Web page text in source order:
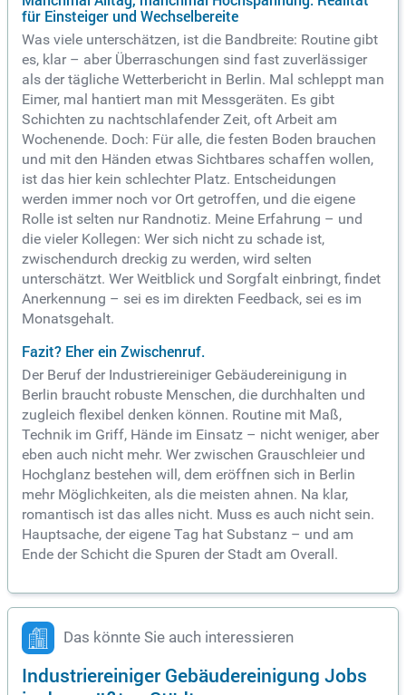
für Einsteiger und Wechselbereite
Was viele unterschätzen, ist die Bandbreite: Routine gibt
es, klar – aber Überraschungen sind fast zuverlässiger
als der tägliche Wetterbericht in Berlin. Mal schleppt man
Eimer, mal hantiert man mit Messgeräten. Es gibt
Schichten zu nachtschlafender Zeit, oft Arbeit am
Wochenende. Doch: Für alle, die festen Boden brauchen
und mit den Händen etwas Sichtbares schaffen wollen,
ist das hier kein schlechter Platz. Entscheidungen
werden immer noch vor Ort getroffen, und die eigene
Rolle ist selten nur Randnotiz. Meine Erfahrung – und
die vieler Kollegen: Wer sich nicht zu schade ist,
zwischendurch dreckig zu werden, wird selten
unterschätzt. Wer Weitblick und Sorgfalt einbringt, findet
Anerkennung – sei es im direkten Feedback, sei es im
Monatsgehalt.
Fazit? Eher ein Zwischenruf.
Der Beruf der Industriereiniger Gebäudereinigung in
Berlin braucht robuste Menschen, die durchhalten und
zugleich flexibel denken können. Routine mit Maß,
Technik im Griff, Hände im Einsatz – nicht weniger, aber
eben auch nicht mehr. Wer zwischen Grauschleier und
Hochglanz bestehen will, dem eröffnen sich in Berlin
mehr Möglichkeiten, als die meisten ahnen. Na klar,
romantisch ist das alles nicht. Muss es auch nicht sein.
Hauptsache, der eigene Tag hat Substanz – und am
Ende der Schicht die Spuren der Stadt am Overall.
Das könnte Sie auch interessieren
Industriereiniger Gebäudereinigung Jobs